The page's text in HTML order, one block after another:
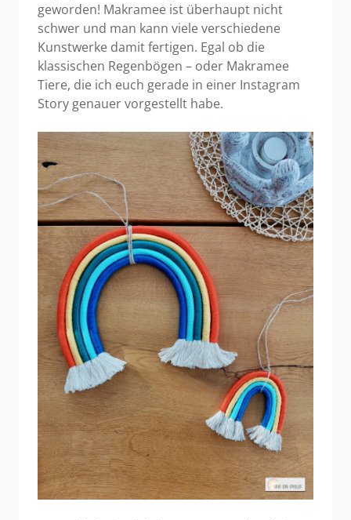
geworden! Makramee ist überhaupt nicht
schwer und man kann viele verschiedene
Kunstwerke damit fertigen. Egal ob die
klassischen Regenbögen – oder Makramee
Tiere, die ich euch gerade in einer Instagram
Story genauer vorgestellt habe.